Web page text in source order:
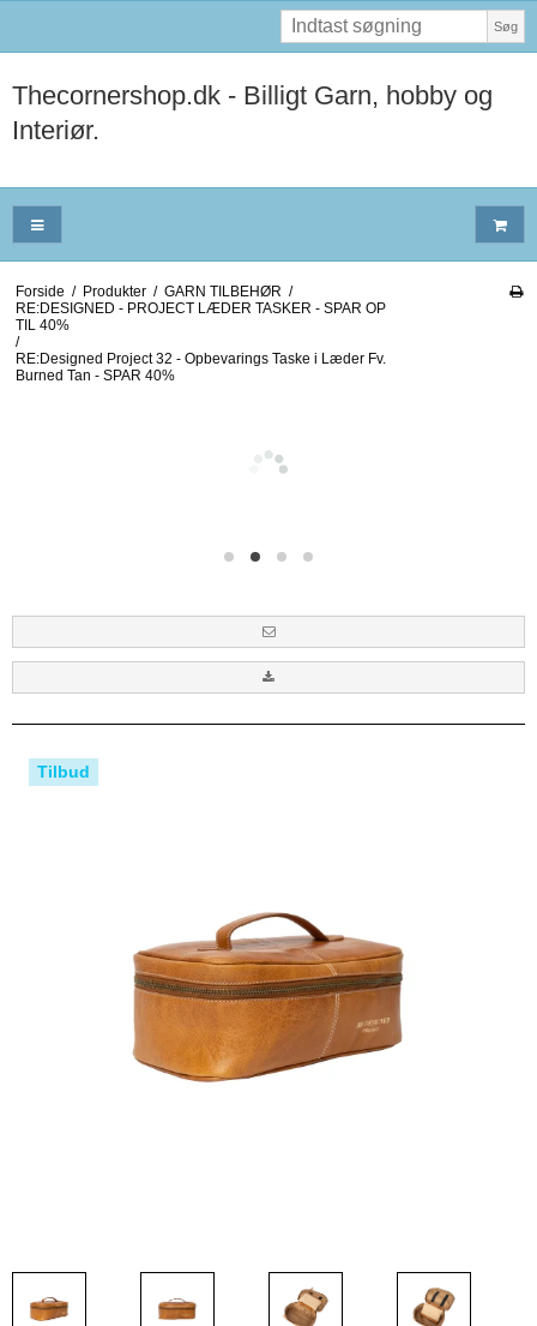
Søg
Thecornershop.dk - Billigt Garn, hobby og
Interiør.
Forside / Produkter / GARN TILBEHØR /
RE:DESIGNED - PROJECT LÆDER TASKER - SPAR OP
TIL 40%
/
RE:Designed Project 32 - Opbevarings Taske i Læder Fv.
Burned Tan - SPAR 40%
Tilbud